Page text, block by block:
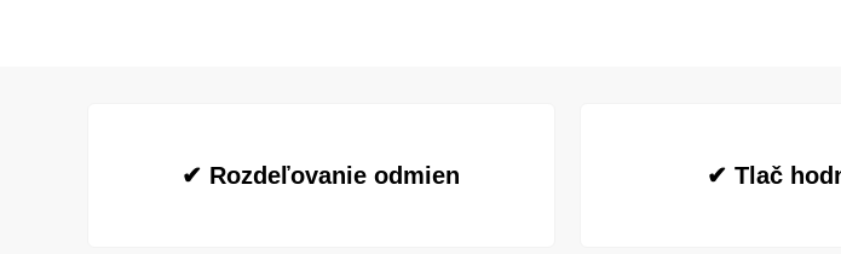
✔ Rozdeľovanie odmien ✔ Tlač